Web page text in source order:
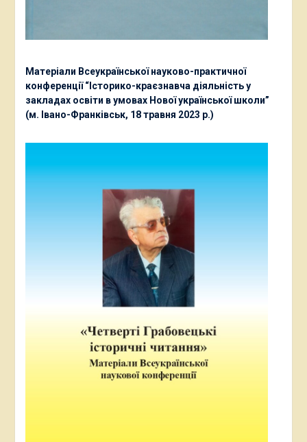
Матеріали Всеукраїнської науково-практичної
конференції “Історико-краєзнавча діяльність у
закладах освіти в умовах Нової української школи”
(м. Івано-Франківськ, 18 травня 2023 р.)